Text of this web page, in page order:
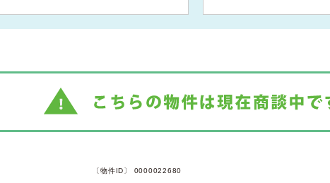
〔物件ID〕 0000022680